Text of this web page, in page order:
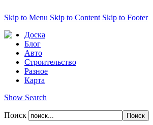
Skip to Menu Skip to Content Skip to Footer
Доска
Блог
Авто
Строительство
Разное
Карта
Show Search
Поиск